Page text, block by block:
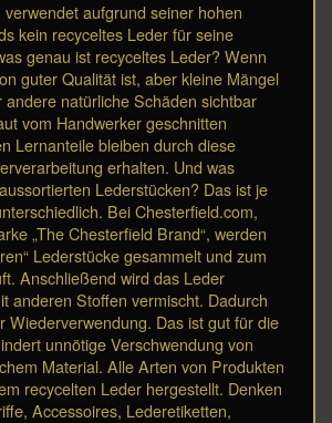
aufgrund seiner hohen
kein recyceltes Leder für seine
genau ist recyceltes Leder? Wenn
guter Qualität ist, aber kleine Mängel
andere natürliche Schäden sichtbar
vom Handwerker geschnitten
Lernanteile bleiben durch diese
erhalten. Und was
Lederstücken? Das ist je
Bei Chesterfield.com,
„The Chesterfield Brand“, werden
Lederstücke gesammelt und zum
Anschließend wird das Leder
anderen Stoffen vermischt. Dadurch
Wiederverwendung. Das ist gut für die
unnötige Verschwendung von
Material. Alle Arten von Produkten
recycelten Leder hergestellt. Denken
Accessoires, Lederetiketten,